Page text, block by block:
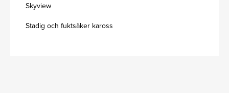
Skyview
Stadig och fuktsäker kaross